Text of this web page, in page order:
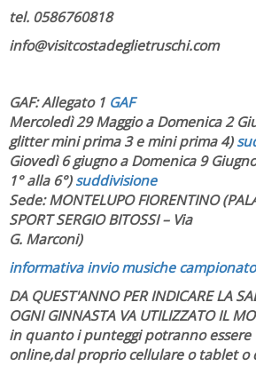
tel. 0586760818
info@visitcostadeglietruschi.com
GAF: Allegato 1 GAF
Mercoledì 29 Maggio a Domenica 2
glitter mini prima 3 e mini prima 4)
Giovedì 6 giugno a Domenica 9
1° alla 6°)suddivisione
Sede: MONTELUPO FIORENTINO
SPORT SERGIO BITOSSI – Via
G. Marconi)
informativa invio musiche
DA QUEST'ANNO PER INDICARE LA
OGNI GINNASTA VA UTILIZZATO IL
in quanto i punteggi potranno essere
online,dal proprio cellulare o tablet o